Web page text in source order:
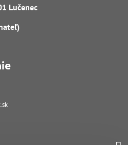
Lučenec